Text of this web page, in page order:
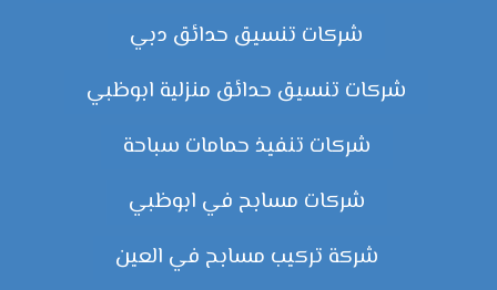
شركات تنسيق حدائق دبي
شركات تنسيق حدائق منزلية ابوظبي
شركات تنفيذ حمامات سباحة
شركات مسابح في ابوظبي
شركة تركيب مسابح في العين